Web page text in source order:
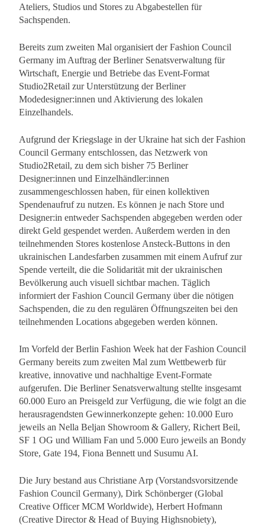
Ateliers, Studios und Stores zu Abgabestellen für
Sachspenden.
Bereits zum zweiten Mal organisiert der Fashion Council
Germany im Auftrag der Berliner Senatsverwaltung für
Wirtschaft, Energie und Betriebe das Event-Format
Studio2Retail zur Unterstützung der Berliner
Modedesigner:innen und Aktivierung des lokalen
Einzelhandels.
Aufgrund der Kriegslage in der Ukraine hat sich der Fashion
Council Germany entschlossen, das Netzwerk von
Studio2Retail, zu dem sich bisher 75 Berliner
Designer:innen und Einzelhändler:innen
zusammengeschlossen haben, für einen kollektiven
Spendenaufruf zu nutzen. Es können je nach Store und
Designer:in entweder Sachspenden abgegeben werden oder
direkt Geld gespendet werden. Außerdem werden in den
teilnehmenden Stores kostenlose Ansteck-Buttons in den
ukrainischen Landesfarben zusammen mit einem Aufruf zur
Spende verteilt, die die Solidarität mit der ukrainischen
Bevölkerung auch visuell sichtbar machen. Täglich
informiert der Fashion Council Germany über die nötigen
Sachspenden, die zu den regulären Öffnungszeiten bei den
teilnehmenden Locations abgegeben werden können.
Im Vorfeld der Berlin Fashion Week hat der Fashion Council
Germany bereits zum zweiten Mal zum Wettbewerb für
kreative, innovative und nachhaltige Event-Formate
aufgerufen. Die Berliner Senatsverwaltung stellte insgesamt
60.000 Euro an Preisgeld zur Verfügung, die wie folgt an die
herausragendsten Gewinnerkonzepte gehen: 10.000 Euro
jeweils an Nella Beljan Showroom & Gallery, Richert Beil,
SF 1 OG und William Fan und 5.000 Euro jeweils an Bondy
Store, Gate 194, Fiona Bennett und Susumu AI.
Die Jury bestand aus Christiane Arp (Vorstandsvorsitzende
Fashion Council Germany), Dirk Schönberger (Global
Creative Officer MCM Worldwide), Herbert Hofmann
(Creative Director & Head of Buying Highsnobiety),